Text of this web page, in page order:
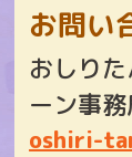
お問い
おしり
ーン事務
oshiri-